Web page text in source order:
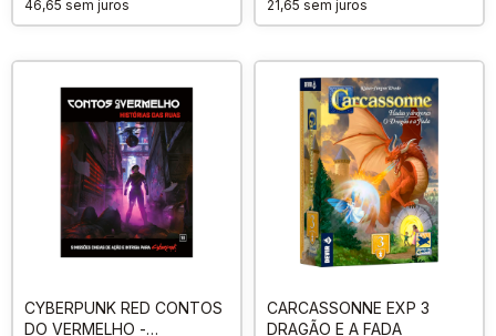
46,65 sem juros
21,65 sem juros
CYBERPUNK RED CONTOS
DO VERMELHO -
CARCASSONNE EXP 3
DRAGÃO E A FADA